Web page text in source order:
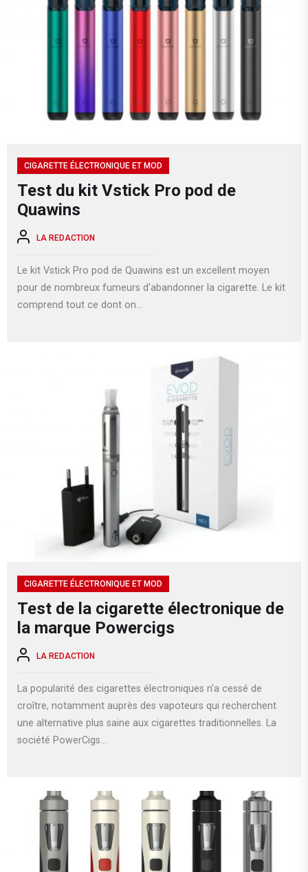
CIGARETTE ÉLECTRONIQUE ET MOD
Test du kit Vstick Pro pod de
Quawins
LA REDACTION
Le kit Vstick Pro pod de Quawins est un excellent moyen
pour de nombreux fumeurs d'abandonner la cigarette. Le kit
comprend tout ce dont on...
CIGARETTE ÉLECTRONIQUE ET MOD
Test de la cigarette électronique de
la marque Powercigs
LA REDACTION
La popularité des cigarettes électroniques n'a cessé de
croître, notamment auprès des vapoteurs qui recherchent
une alternative plus saine aux cigarettes traditionnelles. La
société PowerCigs...